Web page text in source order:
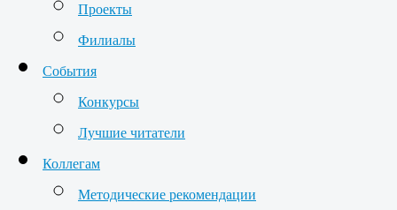
Проекты
Филиалы
События
Конкурсы
Лучшие читатели
Коллегам
Методические рекомендации